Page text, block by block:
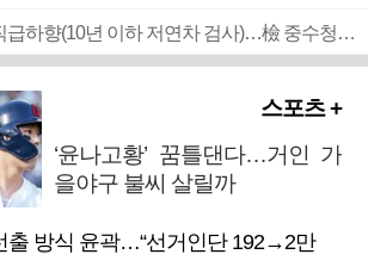
■ 검사 신분 버리고 직급하향(10년 이하 저연차 검사)…檢 중수청행 기피
스포츠 +
‘윤나고황’ 꿈틀댄다…거인 가
을야구 불씨 살릴까
출 방식 윤곽…“선거인단 192→2만